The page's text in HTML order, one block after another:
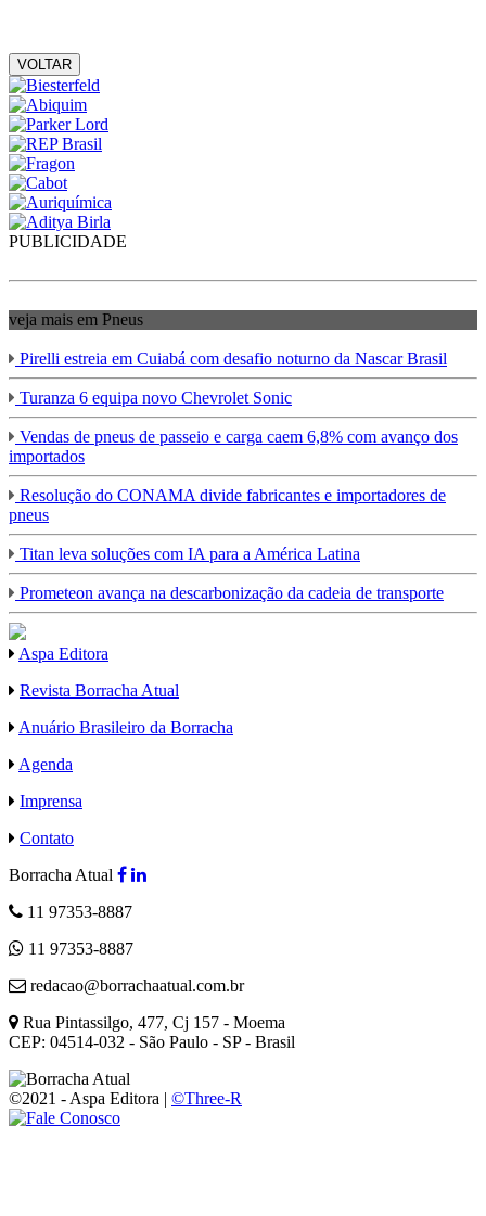
VOLTAR
PUBLICIDADE
veja mais em Pneus
Pirelli estreia em Cuiabá com desafio noturno da Nascar Brasil
Turanza 6 equipa novo Chevrolet Sonic
Vendas de pneus de passeio e carga caem 6,8% com avanço dos
importados
Resolução do CONAMA divide fabricantes e importadores de
pneus
Titan leva soluções com IA para a América Latina
Prometeon avança na descarbonização da cadeia de transporte
Aspa Editora
Revista Borracha Atual
Anuário Brasileiro da Borracha
Agenda
Imprensa
Contato
Borracha Atual
11 97353-8887
11 97353-8887
redacao@borrachaatual.com.br
Rua Pintassilgo, 477, Cj 157 - Moema
CEP: 04514-032 - São Paulo - SP - Brasil
©2021 - Aspa Editora | ©Three-R